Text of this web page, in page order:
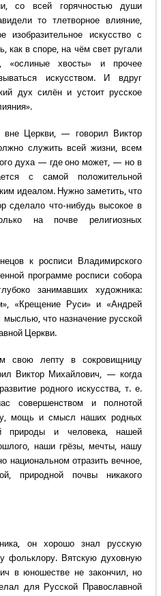
со всей горячностью души
то тлетворное влияние,
изобразительное искусство с
как в споре, на чём свет ругали
«ослиные хвосты» и прочее
искусством. И вдруг
дух силён и устоит русское
Церкви, — говорил Виктор
служить всей жизни, всем
духа — где оно может, — но в
с самой положительной
идеалом. Нужно заметить, что
сделало что-нибудь высокое в
на почве религиозных
к росписи Владимирского
программе росписи собора
занимавших художника:
«Крещение Руси» и «Андрей
что назначение русской
Церкви.
свою лепту в сокровищницу
Виктор Михайлович, — когда
родного искусства, т. е.
совершенством и полнотой
мощь и смысл наших родных
природы и человека, нашей
наши грёзы, мечты, нашу
национальном отразить вечное,
природной почвы никакого
он хорошо знал русскую
фольклору. Вятскую духовную
в юношестве не закончил, но
для Русской Православной